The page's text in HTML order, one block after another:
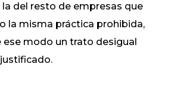
del resto de empresas que
la misma práctica prohibida,
ese modo un trato desigual